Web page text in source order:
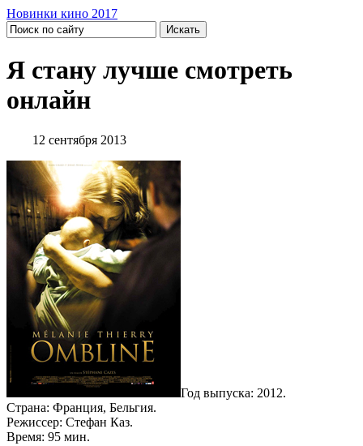
Новинки кино 2017
Я стану лучше смотреть
онлайн
12 сентября 2013
Год выпуска: 2012.
Страна: Франция, Бельгия.
Режиссер: Стефан Каз.
Время: 95 мин.